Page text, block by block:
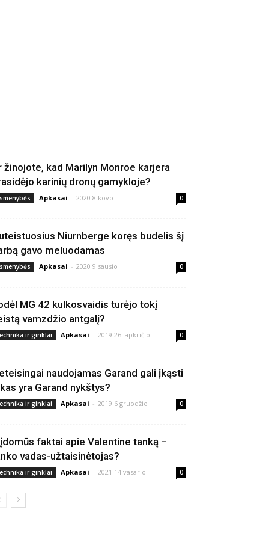
žinojote, kad Marilyn Monroe karjera
karinių dronų gamykloje?
Apkasai - 2020 8 kovo 0
Niurnberge koręs budelis šį
gavo meluodamas
Apkasai - 2020 9 sausio 0
MG 42 kulkosvaidis turėjo tokį
vamzdžio antgalį?
ir ginklai Apkasai - 2019 26 lapkričio 0
naudojamas Garand gali įkąsti
yra Garand nykštys?
ir ginklai Apkasai - 2019 6 gruodžio 0
faktai apie Valentine tanką –
vadas-užtaisinėtojas?
ir ginklai Apkasai - 2021 14 vasario 0